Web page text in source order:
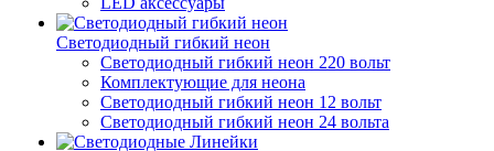
Светодиодный гибкий неон
Светодиодный гибкий неон 220 вольт
Комплектующие для неона
Светодиодный гибкий неон 12 вольт
Светодиодный гибкий неон 24 вольта